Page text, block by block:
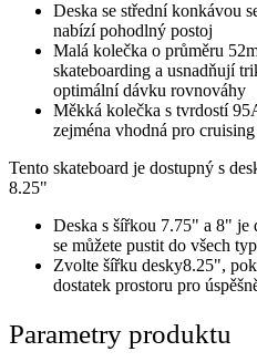
Deska se střední konkávou
nabízí pohodlný postoj
Malá kolečka o průměru
skateboarding a usnadňují
optimální dávku rovnováhy
Měkká kolečka s tvrdostí
zejména vhodná pro
Tento skateboard je dostupný s
8.25"
Deska s šířkou 7.75" a 8" je
se můžete pustit do všech
Zvolte šířku desky8.25",
dostatek prostoru pro
Parametry produktu